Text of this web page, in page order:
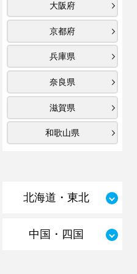
大阪府
京都府
兵庫県
奈良県
滋賀県
和歌山県
北海道・東北
中国・四国